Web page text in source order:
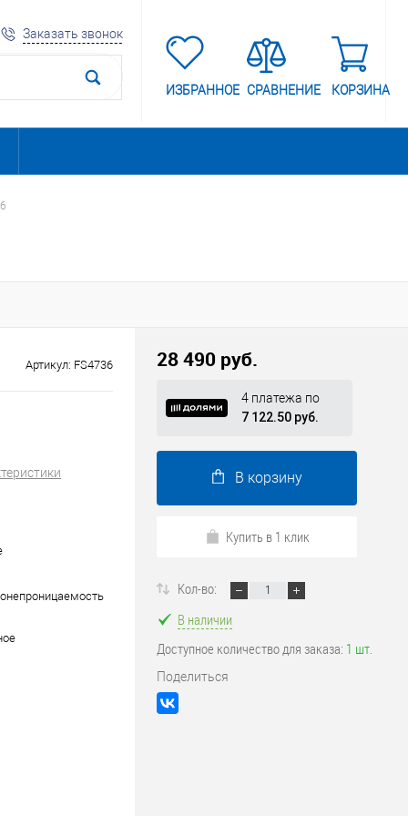
Заказать звонок
ИЗБРАННОЕ СРАВНЕНИЕ КОРЗИНА
Артикул: FS4736 28 490 руб.
4 платежа по
7 122.50 руб.
В корзину
Купить в 1 клик
Кол-во:
В наличии
Доступное количество для заказа: 1 шт.
Поделиться